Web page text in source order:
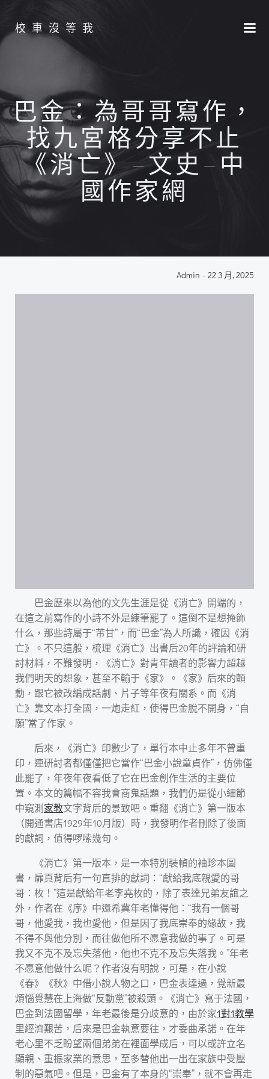
校車沒等我
巴金：為哥哥寫作，
找九宮格分享不止
《消亡》–文史–中
國作家網
Admin - 22 3 月, 2025
巴金歷來以為他的文先生涯是從《消亡》開端的，
在這之前寫作的小詩不外是練筆罷了。這倒不是想掩飾
什么，那些詩屬于“芾甘”，而“巴金”為人所識，確因《消
亡》。不只這般，梳理《消亡》出書后20年的評論和研
討材料，不難發明，《消亡》對青年讀者的影響力超越
我們明天的想象，甚至不輸于《家》。《家》后來的顫
動，跟它被改編成話劇、片子等年夜有關系。而《消
亡》靠文本打全國，一炮走紅，使得巴金脫不開身，“自
願”當了作家。
后來，《消亡》印數少了，單行本中止多年不曾重
印，連研討者都僅僅把它當作“巴金小說童貞作”，仿佛僅
此罷了，年夜年夜看低了它在巴金創作生活的主要位
置。本文的篇幅不容我會商鬼話題，我們仍是從小細節
中窺測 家教文字背后的景致吧。重翻《消亡》第一版本
（開通書店1929年10月版）時，我發明作者刪除了後面
的獻詞，值得啰嗦幾句。
《消亡》第一版本，是一本特別裝幀的袖珍本圖
書，扉頁背后有一句直排的獻詞：“獻給我底親愛的哥
哥：枚！”這是獻給年老李堯枚的，除了表達兄弟友誼之
外，作者在《序》中還希冀年老懂得他：“我有一個哥
哥，他愛我，我也愛他，但是因了我底崇奉的緣故，我
不得不與他分別，而往做他所不愿意我做的事了。可是
我又不克不及忘失落他，他也不克不及忘失落我。”年老
不愿意他做什么呢？作者沒有明說，可是，在小說
《春》《秋》中借小說人物之口，巴金表達過，覺新最
煩惱覺慧在上海做“反動黨”被殺頭。《消亡》寫于法國，
巴金到法國留學，年老最後是分歧意的，由於家1對1教學
里經濟艱苦，后來是巴金執意要往，才委曲承諾。在年
老心里不乏盼望兩個弟弟在裡面學成后，可以或許立名
顯親、重振家業的意思，至多替他出一出在家族中受壓
制的惡氣吧。但是，巴金有了本身的“崇奉”，就不會再走